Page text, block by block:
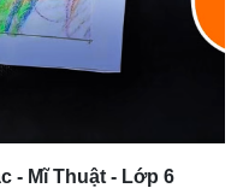
- Mĩ Thuật - Lớp 6